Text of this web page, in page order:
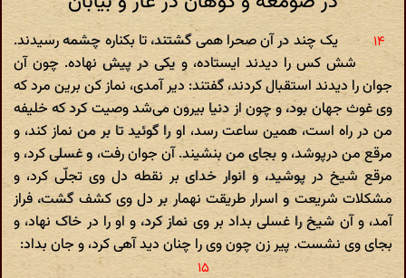
یک چند در آن صحرا همی گشتند، تا بکناره چشمه رسیدند.
شش کس را دیدند ایستاده، و یکی در پیش نهاده. چون آن
جوان را دیدند استقبال کردند، گفتند: دیر آمدی، نماز کن برین مرد که
وی غوث جهان بود، و چون از دنیا بیرون می‌شد وصیت کرد که خلیفه
من در راه است، همین ساعت رسد، او را گوئید تا بر من نماز کند، و
مرقع من درپوشد، و بجای من بنشیند. آن جوان رفت، و غسلی کرد، و
مرقع شیخ در پوشید، و انوار خدای بر نقطه دل وی تجلّی کرد، و
مشکلات شریعت و اسرار طریقت نهمار بر دل وی کشف گشت، فراز
آمد، و آن شیخ را غسلی بداد بر وی نماز کرد، و او را در خاک نهاد، و
بجای وی نشست. پیر زن چون وی را چنان دید آهی کرد، و جان بداد: